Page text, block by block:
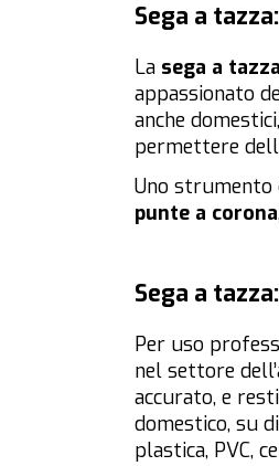
Sega a
La sega a tazza
appassionato
anche
permettere
Uno strumento
punte a corona
Sega a
Per uso
nel settore
accurato, e
domestico, su
plastica, PVC,